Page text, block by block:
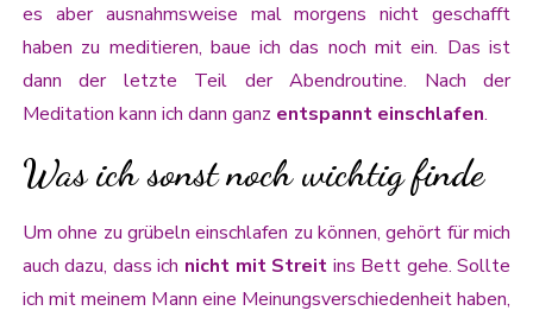
es aber ausnahmsweise mal morgens nicht geschafft
haben zu meditieren, baue ich das noch mit ein. Das ist
dann der letzte Teil der Abendroutine. Nach der
Meditation kann ich dann ganz entspannt einschlafen.
Was ich sonst noch wichtig finde
Um ohne zu grübeln einschlafen zu können, gehört für mich
auch dazu, dass ich nicht mit Streit ins Bett gehe. Sollte
ich mit meinem Mann eine Meinungsverschiedenheit haben,